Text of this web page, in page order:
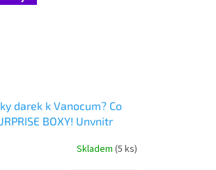
darek k Vanocum? Co
BOXY! Unvnitr
Skladem (5 ks)